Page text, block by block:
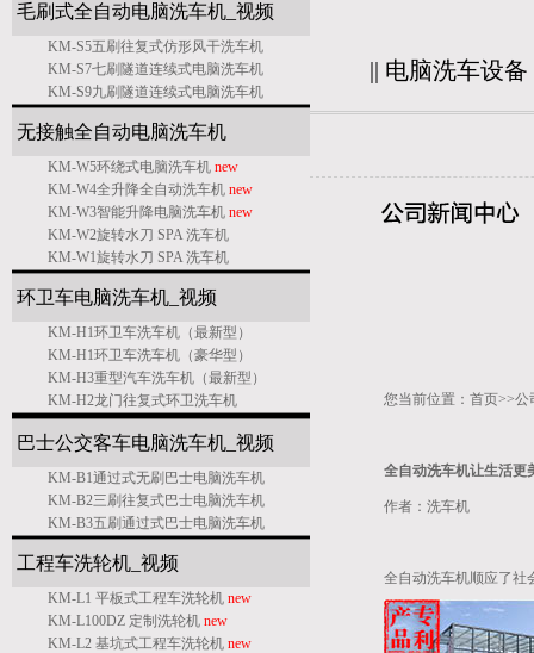
毛刷式全自动电脑洗车机_ 视频
KM-S5五刷往复式仿形风干洗车机
KM-S7七刷隧道连续式电脑洗车机
KM-S9九刷隧道连续式电脑洗车机
无接触全自动电脑洗车机
KM-W5环绕式电脑洗车机 new
KM-W4全升降全自动洗车机 new
KM-W3智能升降电脑洗车机 new
KM-W2旋转水刀 SPA 洗车机
KM-W1旋转水刀 SPA 洗车机
环卫车电脑洗车机_ 视频
KM-H1环卫车洗车机（最新型）
KM-H1环卫车洗车机（豪华型）
KM-H3重型汽车洗车机（最新型）
KM-H2龙门往复式环卫洗车机
巴士公交客车电脑洗车机 视频
KM-B1通过式无刷巴士电脑洗车机
KM-B2三刷往复式巴士电脑洗车机
KM-B3五刷通过式巴士电脑洗车机
工程车洗轮机 视频
KM-L1 平板式工程车洗轮机 new
KM-L100DZ 定制洗轮机 new
KM-L2 基坑式工程车洗轮机 new
|| 电脑洗车设备
您当前位置： 首页>>公
全自动洗车机让生活更
作者：洗车机
全自动洗车机顺应了社